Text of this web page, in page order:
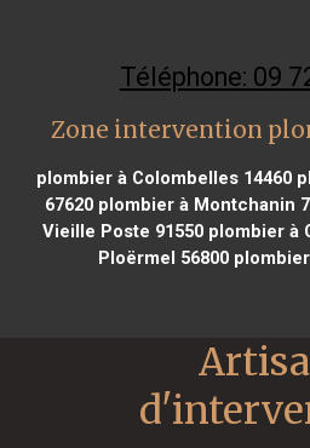
Téléphone: 09
Zone intervention
plombier à Colombelles 14460
67620 plombier à Montchanin
Vieille Poste 91550 plombier à
Ploërmel 56800